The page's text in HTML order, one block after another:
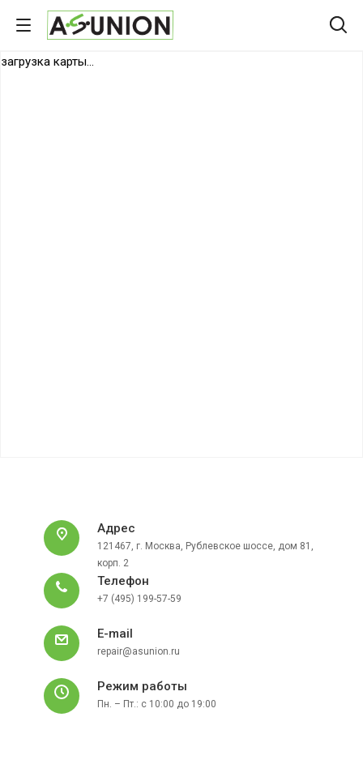
загрузка карты...
Адрес
121467, г. Москва, Рублевское шоссе, дом 81,
корп. 2
Телефон
+7 (495) 199-57-59
E-mail
repair@asunion.ru
Режим работы
Пн. – Пт.: с 10:00 до 19:00